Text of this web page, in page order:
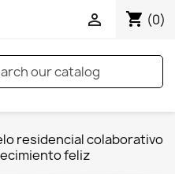
shopping_cart (0)

residencial colaborativo
feliz